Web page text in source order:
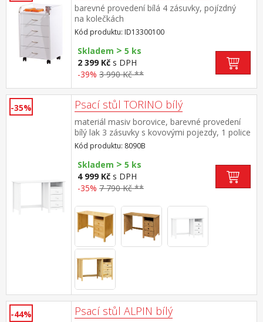
barevné provedení bílá 4 zásuvky, pojízdný
na kolečkách
Kód produktu: ID13300100
Skladem > 5 ks
2 399 Kč s DPH
-39% 3 990 Kč **
-35% Psací stůl TORINO bílý
materiál masiv borovice, barevné provedení
bílý lak 3 zásuvky s kovovými pojezdy, 1 police
Kód produktu: 8090B
Skladem > 5 ks
4 999 Kč s DPH
-35% 7 790 Kč **
-44% Psací stůl ALPIN bílý